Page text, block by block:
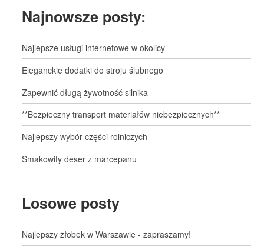
Najnowsze posty:
Najlepsze usługi internetowe w okolicy
Eleganckie dodatki do stroju ślubnego
Zapewnić długą żywotność silnika
**Bezpieczny transport materiałów niebezpiecznych**
Najlepszy wybór części rolniczych
Smakowity deser z marcepanu
Losowe posty
Najlepszy żłobek w Warszawie - zapraszamy!